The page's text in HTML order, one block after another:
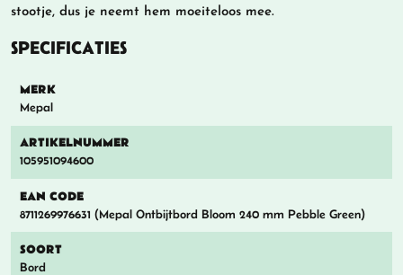
stootje, dus je neemt hem moeiteloos mee.
SPECIFICATIES
MERK
Mepal
ARTIKELNUMMER
105951094600
EAN CODE
8711269976631 (Mepal Ontbijtbord Bloom 240 mm Pebble Green)
SOORT
Bord